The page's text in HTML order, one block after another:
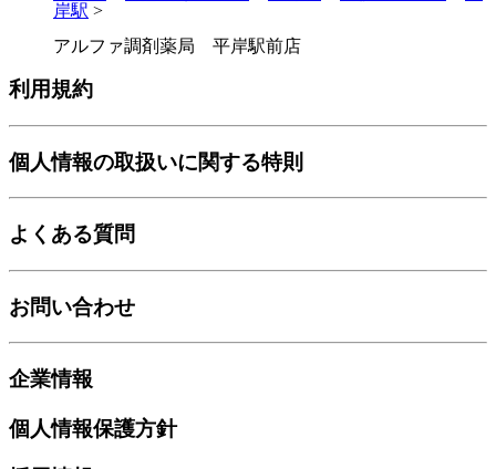
岸駅 >
アルファ調剤薬局 平岸駅前店
利用規約
個人情報の取扱いに関する特則
よくある質問
お問い合わせ
企業情報
個人情報保護方針